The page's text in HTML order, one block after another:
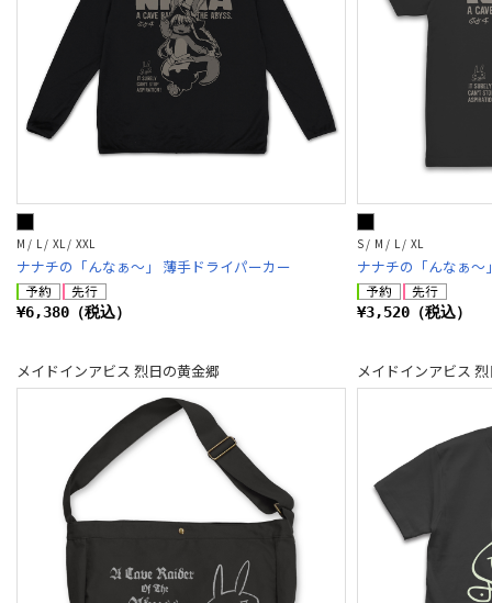
M / L / XL / XXL
ナナチの「んなぁ～」 薄手ドライパーカー
¥6,380（税込）
S / M / L / XL
ナナチの「んなぁ～
¥3,520（税込）
メイドインアビス 烈日の黄金郷 メイドインアビス